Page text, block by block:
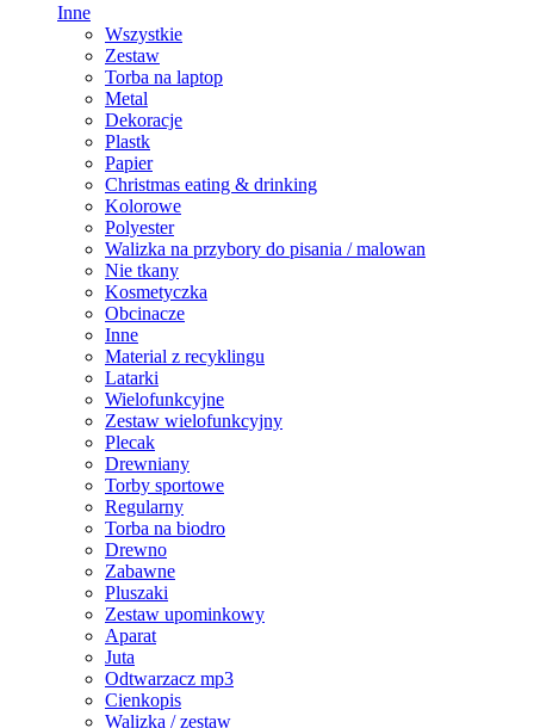
Inne
Wszystkie
Zestaw
Torba na laptop
Metal
Dekoracje
Plastk
Papier
Christmas eating & drinking
Kolorowe
Polyester
Walizka na przybory do pisania / malowan
Nie tkany
Kosmetyczka
Obcinacze
Inne
Material z recyklingu
Latarki
Wielofunkcyjne
Zestaw wielofunkcyjny
Plecak
Drewniany
Torby sportowe
Regularny
Torba na biodro
Drewno
Zabawne
Pluszaki
Zestaw upominkowy
Aparat
Juta
Odtwarzacz mp3
Cienkopis
Walizka / zestaw